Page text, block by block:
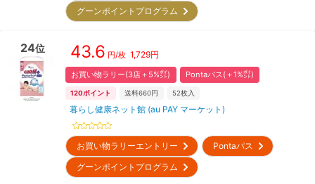
グーンポイントプログラム
24位 43.6 円/枚 1,729円
お買い物ラリー(3店＋5%㌽) Pontaパス(＋1%㌽)
120ポイント 送料660円 52枚入
暮らし健康ネット館 (au PAY マーケット)
お買い物ラリーエントリー
Pontaパス
グーンポイントプログラム